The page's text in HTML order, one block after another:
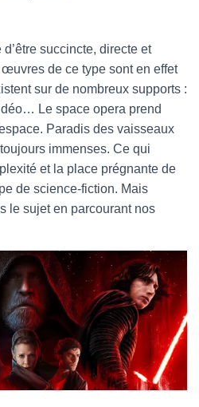
succincte, directe et
de ce type sont en effet
sur de nombreux supports :
Le space opera prend
Paradis des vaisseaux
immenses. Ce qui
et la place prégnante de
de science-fiction. Mais
le sujet en parcourant nos